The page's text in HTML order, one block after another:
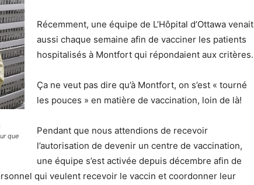
que
Récemment, une équipe de L’Hôpital d’Ottawa venait
aussi chaque semaine afin de vacciner les patients
hospitalisés à Montfort qui répondaient aux critères.
Ça ne veut pas dire qu’à Montfort, on s’est « tourné
les pouces » en matière de vaccination, loin de là!
Pendant que nous attendions de recevoir
l’autorisation de devenir un centre de vaccination,
une équipe s’est activée depuis décembre afin de
qui veulent recevoir le vaccin et coordonner leur